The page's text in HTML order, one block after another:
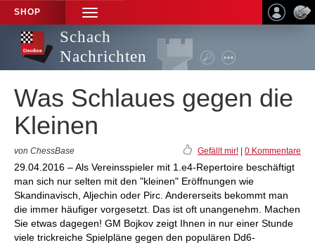
SHOP
TOGGLE
NAVIGATION
Schach
Nachrichten
Was Schlaues gegen die
Kleinen
von ChessBase Gefällt mir! 0 Kommentare
29.04.2016 – Als Vereinsspieler mit 1.e4-Repertoire beschäftigt
man sich nur selten mit den "kleinen" Eröffnungen wie
Skandinavisch, Aljechin oder Pirc. Andererseits bekommt man
die immer häufiger vorgesetzt. Das ist oft unangenehm. Machen
Sie etwas dagegen! GM Bojkov zeigt Ihnen in nur einer Stunde
viele trickreiche Spielpläne gegen den populären Dd6-